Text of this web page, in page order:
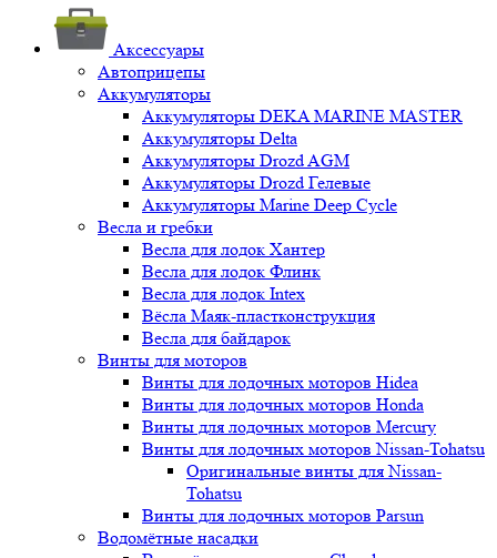
Аксессуары
Автоприцепы
Аккумуляторы
Аккумуляторы DEKA MARINE MASTER
Аккумуляторы Delta
Аккумуляторы Drozd AGM
Аккумуляторы Drozd Гелевые
Аккумуляторы Marine Deep Cycle
Весла и гребки
Весла для лодок Хантер
Весла для лодок Флинк
Весла для лодок Intex
Вёсла Маяк-пластконструкция
Весла для байдарок
Винты для моторов
Винты для лодочных моторов Hidea
Винты для лодочных моторов Honda
Винты для лодочных моторов Mercury
Винты для лодочных моторов Nissan-Tohatsu
Оригинальные винты для Nissan-
Tohatsu
Винты для лодочных моторов Parsun
Водомётные насадки